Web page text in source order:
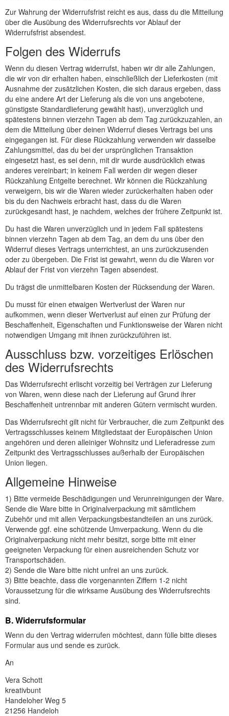
Zur Wahrung der Widerrufsfrist reicht es aus, dass du die Mitteilung
über die Ausübung des Widerrufsrechts vor Ablauf der
Widerrufsfrist absendest.
Folgen des Widerrufs
Wenn du diesen Vertrag widerrufst, haben wir dir alle Zahlungen,
die wir von dir erhalten haben, einschließlich der Lieferkosten (mit
Ausnahme der zusätzlichen Kosten, die sich daraus ergeben, dass
du eine andere Art der Lieferung als die von uns angebotene,
günstigste Standardlieferung gewählt hast), unverzüglich und
spätestens binnen vierzehn Tagen ab dem Tag zurückzuzahlen, an
dem die Mitteilung über deinen Widerruf dieses Vertrags bei uns
eingegangen ist. Für diese Rückzahlung verwenden wir dasselbe
Zahlungsmittel, das du bei der ursprünglichen Transaktion
eingesetzt hast, es sei denn, mit dir wurde ausdrücklich etwas
anderes vereinbart; in keinem Fall werden dir wegen dieser
Rückzahlung Entgelte berechnet. Wir können die Rückzahlung
verweigern, bis wir die Waren wieder zurückerhalten haben oder
bis du den Nachweis erbracht hast, dass du die Waren
zurückgesandt hast, je nachdem, welches der frühere Zeitpunkt ist.
Du hast die Waren unverzüglich und in jedem Fall spätestens
binnen vierzehn Tagen ab dem Tag, an dem du uns über den
Widerruf dieses Vertrags unterrichtest, an uns zurückzusenden
oder zu übergeben. Die Frist ist gewahrt, wenn du die Waren vor
Ablauf der Frist von vierzehn Tagen absendest.
Du trägst die unmittelbaren Kosten der Rücksendung der Waren.
Du musst für einen etwaigen Wertverlust der Waren nur
aufkommen, wenn dieser Wertverlust auf einen zur Prüfung der
Beschaffenheit, Eigenschaften und Funktionsweise der Waren nicht
notwendigen Umgang mit ihnen zurückzuführen ist.
Ausschluss bzw. vorzeitiges Erlöschen
des Widerrufsrechts
Das Widerrufsrecht erlischt vorzeitig bei Verträgen zur Lieferung
von Waren, wenn diese nach der Lieferung auf Grund ihrer
Beschaffenheit untrennbar mit anderen Gütern vermischt wurden.
Das Widerrufsrecht gilt nicht für Verbraucher, die zum Zeitpunkt des
Vertragsschlusses keinem Mitgliedstaat der Europäischen Union
angehören und deren alleiniger Wohnsitz und Lieferadresse zum
Zeitpunkt des Vertragsschlusses außerhalb der Europäischen
Union liegen.
Allgemeine Hinweise
1) Bitte vermeide Beschädigungen und Verunreinigungen der Ware.
Sende die Ware bitte in Originalverpackung mit sämtlichem
Zubehör und mit allen Verpackungsbestandteilen an uns zurück.
Verwende ggf. eine schützende Umverpackung. Wenn du die
Originalverpackung nicht mehr besitzt, sorge bitte mit einer
geeigneten Verpackung für einen ausreichenden Schutz vor
Transportschäden.
2) Sende die Ware bitte nicht unfrei an uns zurück.
3) Bitte beachte, dass die vorgenannten Ziffern 1-2 nicht
Voraussetzung für die wirksame Ausübung des Widerrufsrechts
sind.
B. Widerrufsformular
Wenn du den Vertrag widerrufen möchtest, dann fülle bitte dieses
Formular aus und sende es zurück.
An
Vera Schott
kreativbunt
Handeloher Weg 5
21256 Handeloh